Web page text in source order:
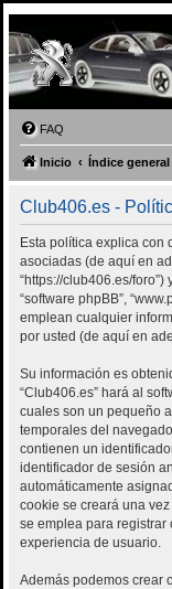
FAQ
Inicio Índice general
Club406.es -
Esta política explica con
asociadas (de aquí en
“https://club406.es/foro”)
“software phpBB”,
emplean cualquier
por usted (de aquí en
Su información es
“Club406.es” hará al
cuales son un pequeño
temporales del
contienen un
identificador de sesión
automáticamente
cookie se creará una
se emplea para registrar
experiencia de usuario.
Además podemos crear